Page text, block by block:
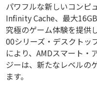
パワフルな新しいコンピ
Infinity Cache、最大
究極のゲーム体験を提供
00シリーズ・デスクトッ
により、AMDスマート・
ジーは、新たなレベルの
ます。